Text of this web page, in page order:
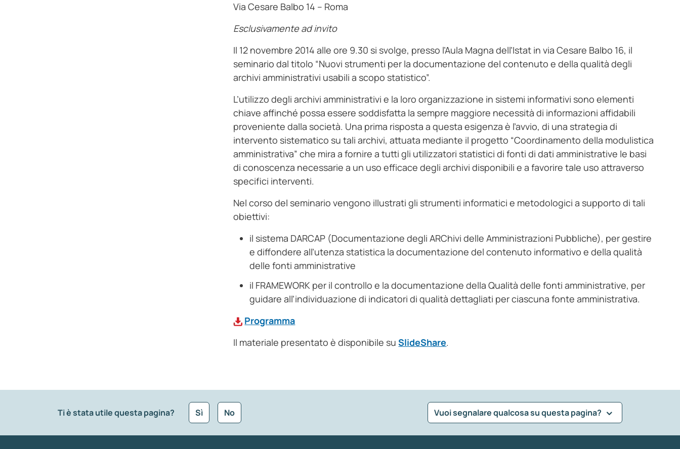
Via Cesare Balbo 14 – Roma
Esclusivamente ad invito
Il 12 novembre 2014 alle ore 9.30 si svolge, presso l’Aula Magna dell’Istat in via Cesare Balbo 16, il
seminario dal titolo “Nuovi strumenti per la documentazione del contenuto e della qualità degli
archivi amministrativi usabili a scopo statistico”.
L’utilizzo degli archivi amministrativi e la loro organizzazione in sistemi informativi sono elementi
chiave affinché possa essere soddisfatta la sempre maggiore necessità di informazioni affidabili
proveniente dalla società. Una prima risposta a questa esigenza è l’avvio, di una strategia di
intervento sistematico su tali archivi, attuata mediante il progetto “Coordinamento della modulistica
amministrativa” che mira a fornire a tutti gli utilizzatori statistici di fonti di dati amministrative le basi
di conoscenza necessarie a un uso efficace degli archivi disponibili e a favorire tale uso attraverso
specifici interventi.
Nel corso del seminario vengono illustrati gli strumenti informatici e metodologici a supporto di tali
obiettivi:
il sistema DARCAP (Documentazione degli ARChivi delle Amministrazioni Pubbliche), per gestire
e diffondere all’utenza statistica la documentazione del contenuto informativo e della qualità
delle fonti amministrative
il FRAMEWORK per il controllo e la documentazione della Qualità delle fonti amministrative, per
guidare all’individuazione di indicatori di qualità dettagliati per ciascuna fonte amministrativa.
Programma
Il materiale presentato è disponibile suSlideShare.
Ti è stata utile questa pagina? Sì No Vuoi segnalare qualcosa su questa pagina?